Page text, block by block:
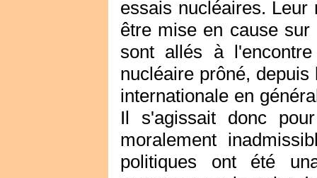
essais nucléaires. Leur
être mise en cause
sont allés à
nucléaire prôné,
internationale en
Il s'agissait donc
moralement
politiques ont été